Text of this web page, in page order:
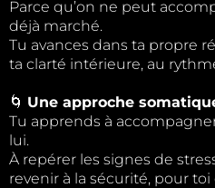
Parce qu’on ne peut
déjà marché.
Tu avances dans ta propre
ta clarté intérieure, au
🌀 Une approche
Tu apprends à
lui.
À repérer les signes de
revenir à la sécurité, pour